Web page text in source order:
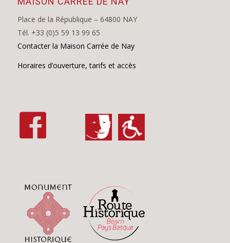
Place de la République – 64800 NAY
Tél. +33 (0)5 59 13 99 65
Contacter la Maison Carrée de Nay
Horaires d’ouverture, tarifs et accès